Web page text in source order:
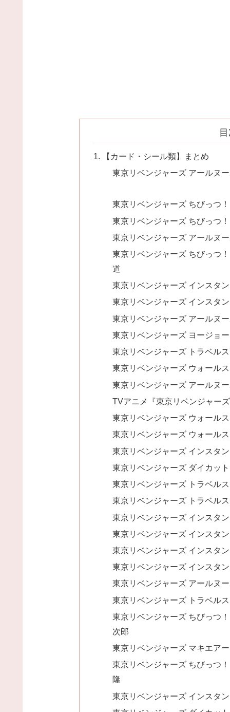
【カード・シール類】まとめ
東京リベンジャーズ アールヌ
東京リベンジャーズ ちびっつ
東京リベンジャーズ ちびっつ
東京リベンジャーズ アールヌ
東京リベンジャーズ ちびっつ
道
東京リベンジャーズ インスタ
東京リベンジャーズ インスタ
東京リベンジャーズ アールヌ
東京リベンジャーズ ヨージョ
東京リベンジャーズ トラベル
東京リベンジャーズ ウォール
東京リベンジャーズ アールヌ
TVアニメ『東京リベンジャー
東京リベンジャーズ ウォール
東京リベンジャーズ ウォール
東京リベンジャーズ インスタ
東京リベンジャーズ ダイカッ
東京リベンジャーズ トラベル
東京リベンジャーズ トラベル
東京リベンジャーズ インスタ
東京リベンジャーズ インスタ
東京リベンジャーズ インスタ
東京リベンジャーズ インスタ
東京リベンジャーズ アールヌ
東京リベンジャーズ トラベル
東京リベンジャーズ ちびっつ
次郎
東京リベンジャーズ マキエア
東京リベンジャーズ ちびっつ
隆
東京リベンジャーズ インスタ